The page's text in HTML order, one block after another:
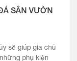
SÂN VƯỜN
sẽ giúp gia chủ
phụ kiện